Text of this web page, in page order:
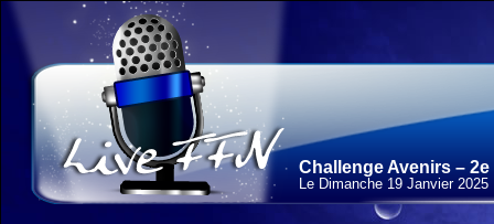
Challenge Avenirs – 2e
Le Dimanche 19 Janvier 2025